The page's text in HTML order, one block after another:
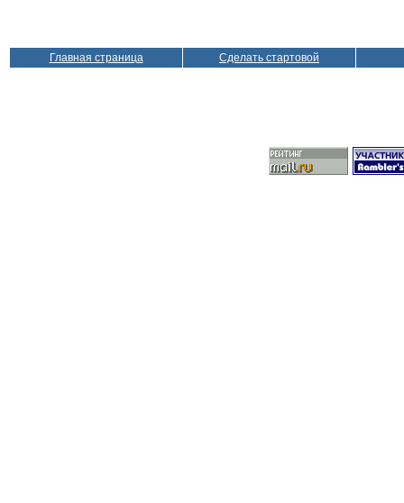
Главная страница Сделать стартовой